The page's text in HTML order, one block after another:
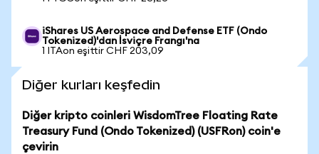
iShares US Aerospace and Defense ETF (Ondo
Tokenized)'dan İsviçre Frangı'na
1 ITAon eşittir CHF 203,09
Diğer kurları keşfedin
Diğer kripto coinleri WisdomTree Floating Rate
Treasury Fund (Ondo Tokenized) (USFRon) coin'e
çevirin